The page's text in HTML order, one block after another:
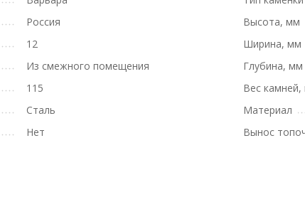
Россия
12
Из смежного помещения
115
Сталь
Нет
Высота, мм
Ширина, мм
Глубина, мм
Вес камней,
Материал
Вынос